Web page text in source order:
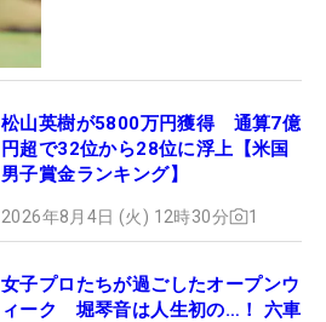
松山英樹が5800万円獲得 通算7億
円超で32位から28位に浮上【米国
男子賞金ランキング】
2026年8月4日 (火) 12時30分 1
女子プロたちが過ごしたオープンウ
ィーク 堀琴音は人生初の…！ 六車